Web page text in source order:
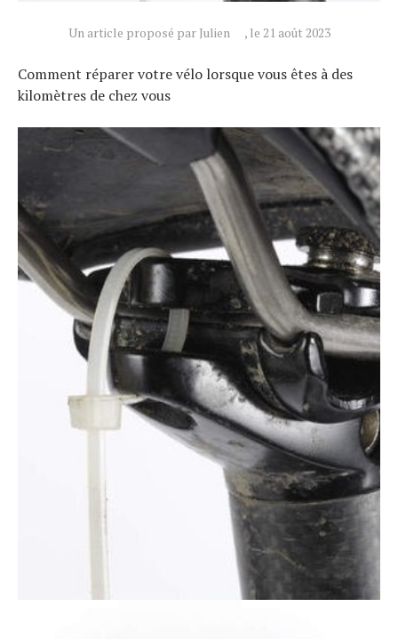
Un article proposé par Julien , le 21 août 2023
Comment réparer votre vélo lorsque vous êtes à des
kilomètres de chez vous